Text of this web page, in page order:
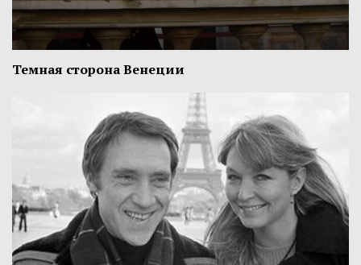
Темная сторона Венеции